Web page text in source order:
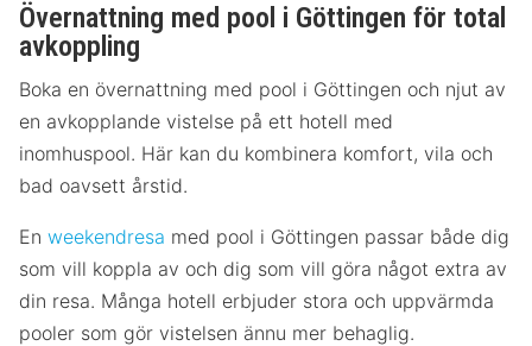
Övernattning med pool i Göttingen för total
avkoppling
Boka en övernattning med pool i Göttingen och njut av
en avkopplande vistelse på ett hotell med
inomhuspool. Här kan du kombinera komfort, vila och
bad oavsett årstid.
En weekendresa med pool i Göttingen passar både dig
som vill koppla av och dig som vill göra något extra av
din resa. Många hotell erbjuder stora och uppvärmda
pooler som gör vistelsen ännu mer behaglig.